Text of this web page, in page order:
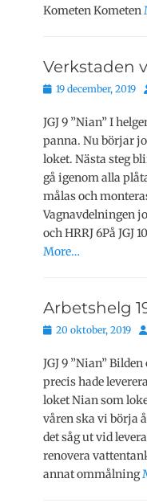
Kometen Kometen
Verkstaden
Publicerat
19 december, 2019
JGJ 9 ”Nian” I
panna. Nu börjar
loket. Nästa steg
gå igenom alla
målas och
Vagnavdelningen
och HRRJ 6På JGJ
More…
Arbetshelg
Publicerat
20 oktober, 2019
JGJ 9 ”Nian”
precis hade
loket Nian som
våren ska vi börja
det såg ut vid
renovera
annat ommålning